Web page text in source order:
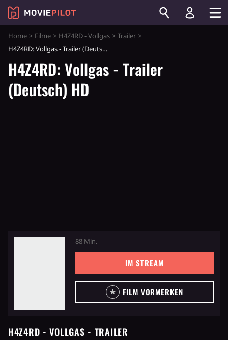
Home Filme H4Z4RD - Vollgas
Trailer
H4Z4RD: Vollgas - Trailer (Deutsch) HD
H4Z4RD: Vollgas - Trailer
(Deutsch) HD
88 Min.
IM STREAM
FILM VORMERKEN
H4Z4RD - VOLLGAS - TRAILER